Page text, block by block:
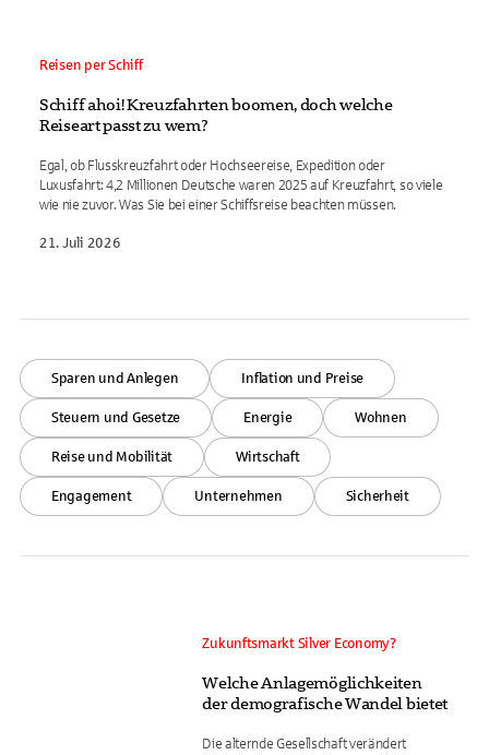
Reisen per Schiff
Schiff ahoi! Kreuzfahrten boomen, doch welche
Reiseart passt zu wem?
Egal, ob Flusskreuzfahrt oder Hochseereise, Expedition oder
Luxusfahrt: 4,2 Millionen Deutsche waren 2025 auf Kreuzfahrt, so viele
wie nie zuvor. Was Sie bei einer Schiffsreise beachten müssen.
21. Juli 2026
Sparen und Anlegen Inflation und Preise
Steuern und Gesetze Energie Wohnen
Reise und Mobilität Wirtschaft
Engagement Unternehmen Sicherheit
Zukunftsmarkt Silver Economy?
Welche Anlagemöglichkeiten
der demografische Wandel bietet
Die alternde Gesellschaft verändert